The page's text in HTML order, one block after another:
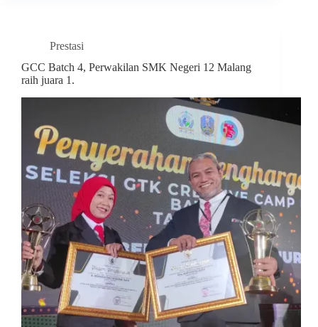
Prestasi
GCC Batch 4, Perwakilan SMK Negeri 12 Malang
raih juara 1.